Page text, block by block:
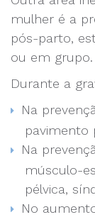
mulher é a
pós-parto,
ou em grupo.
Durante a
Na
pavimento
Na
músculo-
pélvica,
No